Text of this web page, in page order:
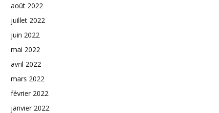
août 2022
juillet 2022
juin 2022
mai 2022
avril 2022
mars 2022
février 2022
janvier 2022